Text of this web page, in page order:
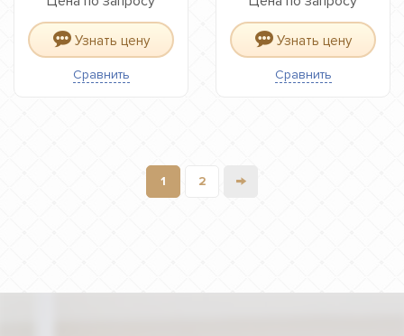
Узнать цену
Сравнить
Узнать цену
Сравнить
1 2 →